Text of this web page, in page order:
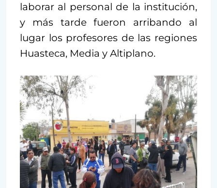
laborar al personal de la institución,
y más tarde fueron arribando al
lugar los profesores de las regiones
Huasteca, Media y Altiplano.